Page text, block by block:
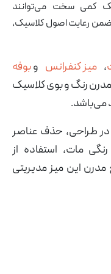
کمی سخت می‌توانند
ضمن رعایت اصول کلاسیک،
، میز کنفرانس وبوفه
رنگ و بوی کلاسیک
می‌باشد.
در طراحی، حذف عناصر
مات، استفاده از
این میز مدیریتی